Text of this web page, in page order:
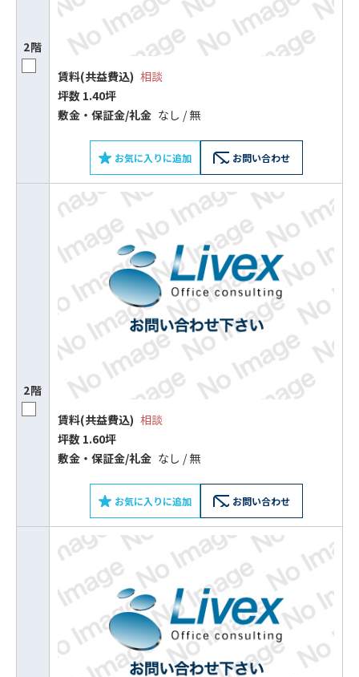
2階
賃料(共益費込) 相談
坪数 1.40坪
敷⾦‧保証⾦/礼⾦ なし / 無
お気に入りに追加 お問い合わせ
2階
賃料(共益費込) 相談
坪数 1.60坪
敷⾦‧保証⾦/礼⾦ なし / 無
お気に入りに追加 お問い合わせ